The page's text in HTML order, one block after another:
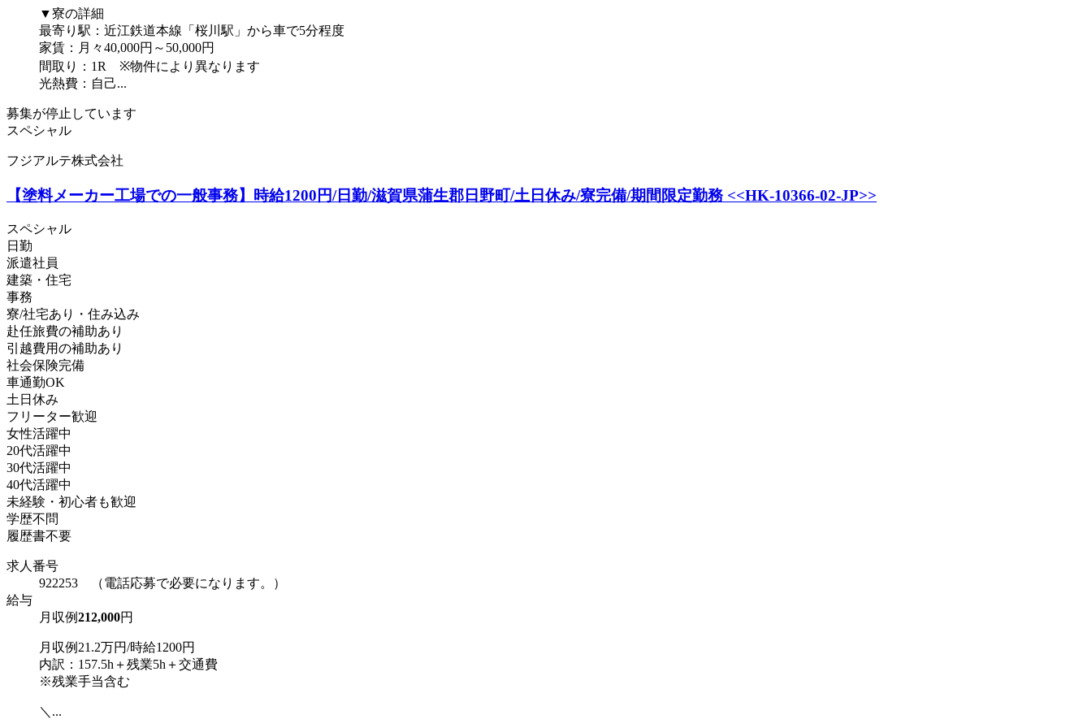
▼寮の詳細
最寄り駅：近江鉄道本線「桜川駅」から車で5分程度
家賃：月々40,000円～50,000円
間取り：1R ※物件により異なります
光熱費：自己...
募集が停止しています
スペシャル
フジアルテ株式会社
【塗料メーカー工場での一般事務】時給1200円/日勤/滋賀県蒲生郡日野町/土日休み/寮完備/期間限定勤務 <<HK-10366-02-JP>>
スペシャル
日勤
派遣社員
建築・住宅
事務
寮/社宅あり・住み込み
赴任旅費の補助あり
引越費用の補助あり
社会保険完備
車通勤OK
土日休み
フリーター歓迎
女性活躍中
20代活躍中
30代活躍中
40代活躍中
未経験・初心者も歓迎
学歴不問
履歴書不要
求人番号
922253 （電話応募で必要になります。）
給与
月収例212,000円
月収例21.2万円/時給1200円
内訳：157.5h＋残業5h＋交通費
※残業手当含む
＼...